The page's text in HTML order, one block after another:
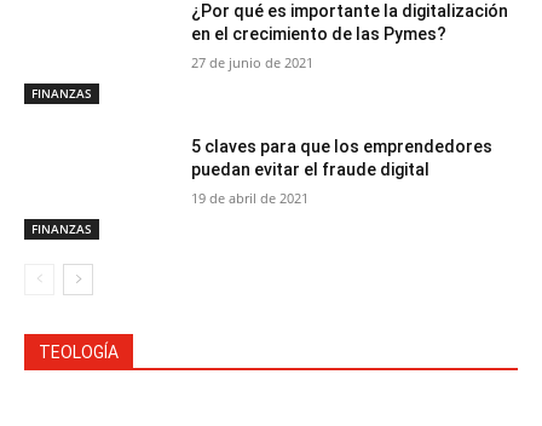
FINANZAS
¿Por qué es importante la digitalización
en el crecimiento de las Pymes?
27 de junio de 2021
FINANZAS
5 claves para que los emprendedores
puedan evitar el fraude digital
19 de abril de 2021
TEOLOGÍA